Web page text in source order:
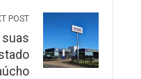
POST
suas